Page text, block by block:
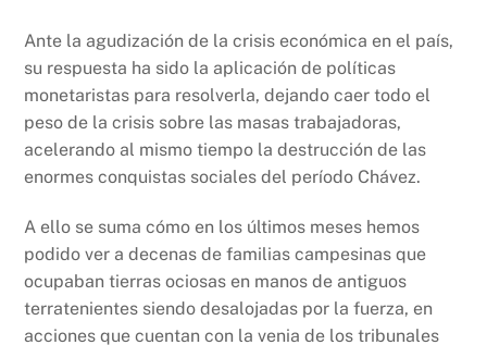
Ante la agudización de la crisis económica en el país,
su respuesta ha sido la aplicación de políticas
monetaristas para resolverla, dejando caer todo el
peso de la crisis sobre las masas trabajadoras,
acelerando al mismo tiempo la destrucción de las
enormes conquistas sociales del período Chávez.
A ello se suma cómo en los últimos meses hemos
podido ver a decenas de familias campesinas que
ocupaban tierras ociosas en manos de antiguos
terratenientes siendo desalojadas por la fuerza, en
acciones que cuentan con la venia de los tribunales